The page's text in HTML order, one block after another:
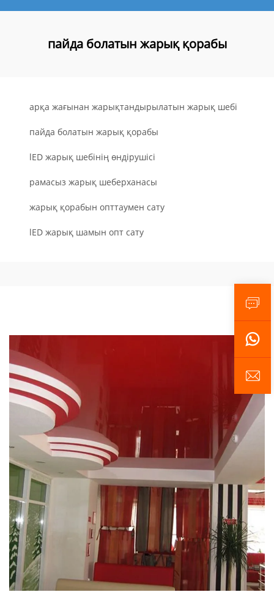
пайда болатын жарық қорабы
арқа жағынан жарықтандырылатын жарық шебі
пайда болатын жарық қорабы
lED жарық шебінің өндірушісі
рамасыз жарық шеберханасы
жарық қорабын опттаумен сату
lED жарық шамын опт сату